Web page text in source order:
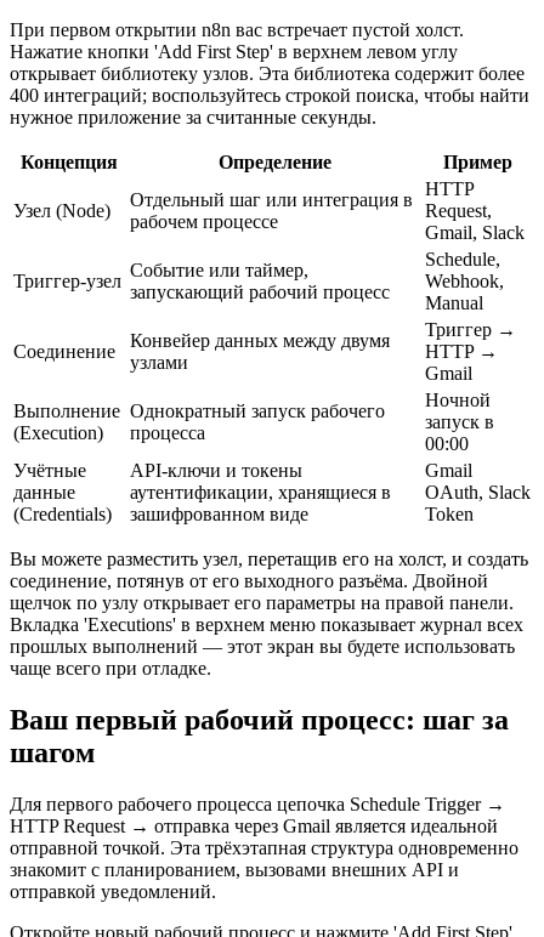
При первом открытии n8n вас встречает пустой холст.
Нажатие кнопки 'Add First Step' в верхнем левом углу
открывает библиотеку узлов. Эта библиотека содержит более
400 интеграций; воспользуйтесь строкой поиска, чтобы найти
нужное приложение за считанные секунды.
Концепция Определение Пример
Узел (Node)
Отдельный шаг или интеграция в
рабочем процессе
HTTP
Request,
Gmail, Slack
Триггер-узел
Событие или таймер,
запускающий рабочий процесс
Schedule,
Webhook,
Manual
Соединение
Конвейер данных между двумя
узлами
Триггер →
HTTP →
Gmail
Выполнение
(Execution)
Однократный запуск рабочего
процесса
Ночной
запуск в
00:00
Учётные
данные
(Credentials)
API-ключи и токены
аутентификации, хранящиеся в
зашифрованном виде
Gmail
OAuth, Slack
Token
Вы можете разместить узел, перетащив его на холст, и создать
соединение, потянув от его выходного разъёма. Двойной
щелчок по узлу открывает его параметры на правой панели.
Вкладка 'Executions' в верхнем меню показывает журнал всех
прошлых выполнений — этот экран вы будете использовать
чаще всего при отладке.
Ваш первый рабочий процесс: шаг за
шагом
Для первого рабочего процесса цепочка Schedule Trigger →
HTTP Request → отправка через Gmail является идеальной
отправной точкой. Эта трёхэтапная структура одновременно
знакомит с планированием, вызовами внешних API и
отправкой уведомлений.
Откройте новый рабочий процесс и нажмите 'Add First Step',